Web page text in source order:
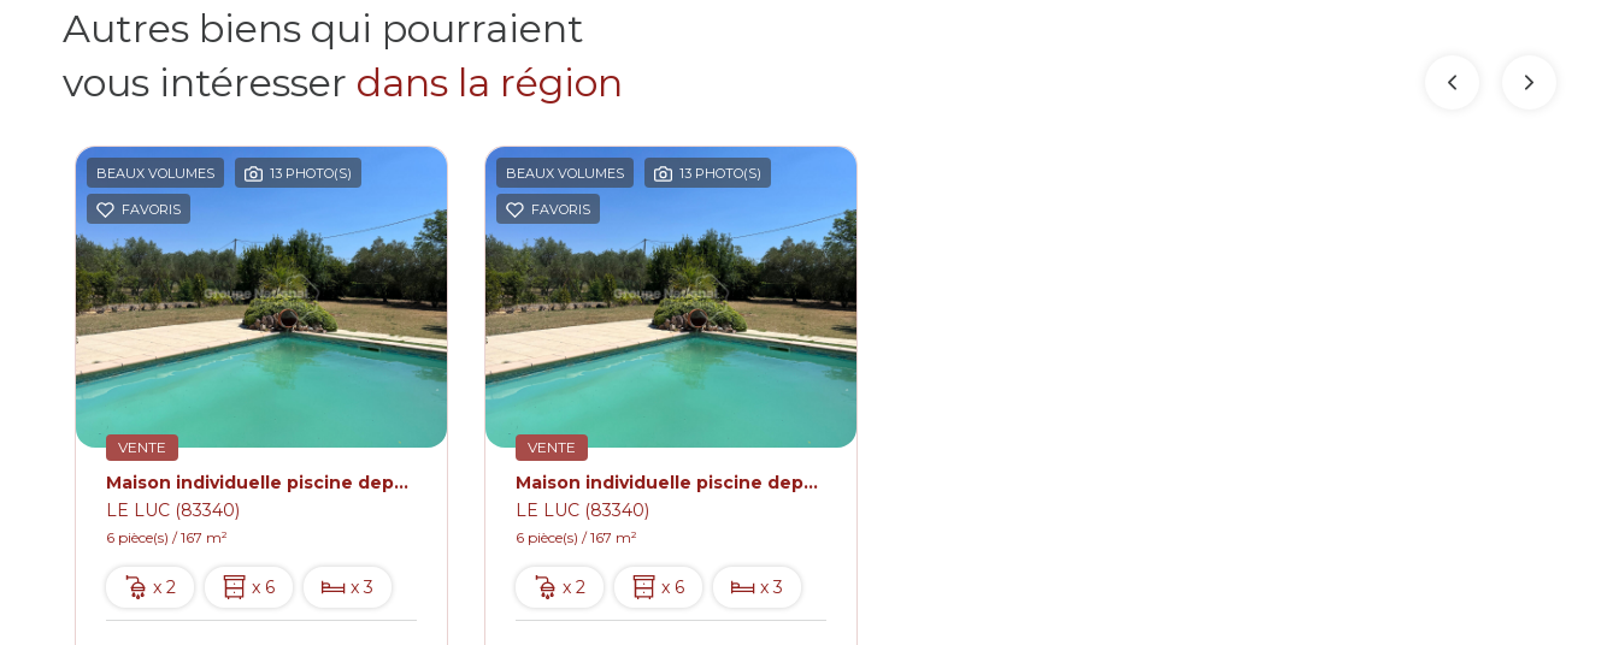
Autres biens qui pourraient
vous intéresser dans la région
BEAUX VOLUMES 13 PHOTO(S)
FAVORIS
VENTE
Maison individuelle piscine dependance.
LE LUC (83340)
6 pièce(s) / 167 m²
x 2 x 6 x 3
BEAUX VOLUMES 13 PHOTO(S)
FAVORIS
VENTE
Maison individuelle piscine dependance.
LE LUC (83340)
6 pièce(s) / 167 m²
x 2 x 6 x 3